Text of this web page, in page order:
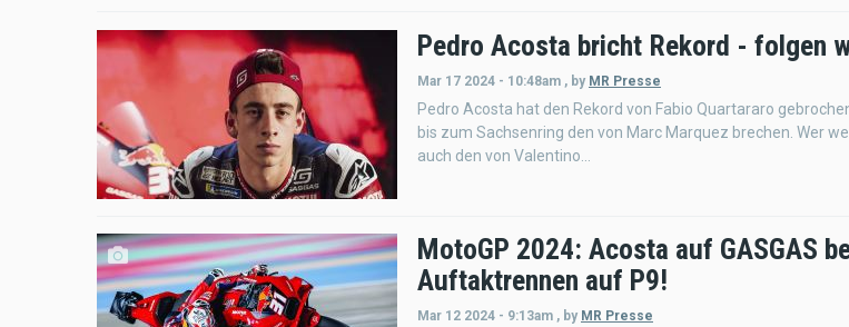
Pedro Acosta bricht Rekord - folgen
Mar 17 2024 - 10:48am , by MR Presse
Pedro Acosta hat den Rekord von Fabio Quartararo
bis zum Sachsenring den von Marc Marquez brechen. Wer
auch den von Valentino...
MotoGP 2024: Acosta auf GASGAS
Auftaktrennen auf P9!
Mar 12 2024 - 9:13am , by MR Presse